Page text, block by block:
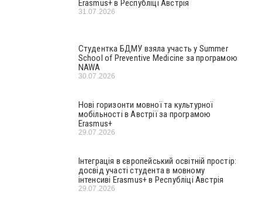
Erasmus+ в Республіці Австрія
31.07.2026
Студентка БДМУ взяла участь у Summer
School of Preventive Medicine за програмою
NAWA
30.07.2026
Нові горизонти мовної та культурної
мобільності в Австрії за програмою
Erasmus+
29.07.2026
Інтеграція в європейський освітній простір:
досвід участі студента в мовному
інтенсиві Erasmus+ в Республіці Австрія
29.07.2026